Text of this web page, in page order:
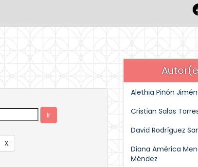
Alethia Piñón
Cristian Salas
David Rodríguez
Diana América
Méndez